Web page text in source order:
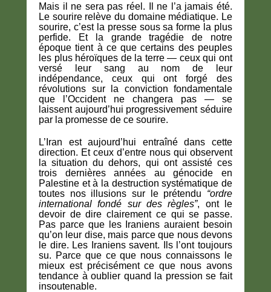
Mais il ne sera pas réel. Il ne l’a jamais été.
Le sourire relève du domaine médiatique. Le
sourire, c’est la presse sous sa forme la plus
perfide. Et la grande tragédie de notre
époque tient à ce que certains des peuples
les plus héroïques de la terre — ceux qui ont
versé leur sang au nom de leur
indépendance, ceux qui ont forgé des
révolutions sur la conviction fondamentale
que l’Occident ne changera pas — se
laissent aujourd’hui progressivement séduire
par la promesse de ce sourire.
L’Iran est aujourd’hui entraîné dans cette
direction. Et ceux d’entre nous qui observent
la situation du dehors, qui ont assisté ces
trois dernières années au génocide en
Palestine et à la destruction systématique de
toutes nos illusions sur le prétendu “ordre
international fondé sur des règles”, ont le
devoir de dire clairement ce qui se passe.
Pas parce que les Iraniens auraient besoin
qu’on leur dise, mais parce que nous devons
le dire. Les Iraniens savent. Ils l’ont toujours
su. Parce que ce que nous connaissons le
mieux est précisément ce que nous avons
tendance à oublier quand la pression se fait
insoutenable.